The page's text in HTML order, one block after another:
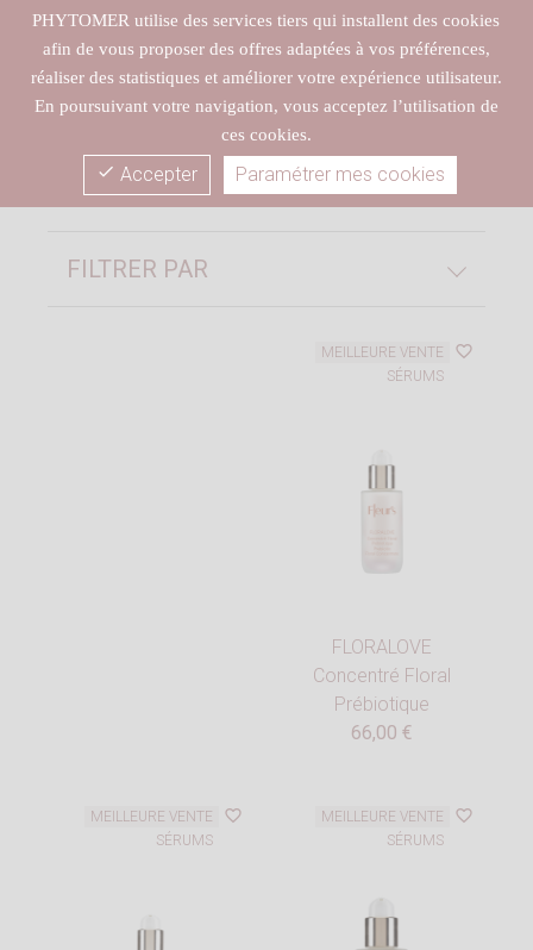
CLICK & COLLECT gratuit dans votre spa Fleur’s close
Wishlist
Sérums(6)
FILTRER PAR
MEILLEURE VENTE
SÉRUMS
favorite_border
FLORALOVE
Concentré Floral
Prébiotique
66,00 €
MEILLEURE VENTE
SÉRUMS
favorite_border
MEILLEURE VENTE
SÉRUMS
favorite_border
PHYTOMER utilise des services tiers qui installent des cookies
afin de vous proposer des offres adaptées à vos préférences,
réaliser des statistiques et améliorer votre expérience utilisateur.
En poursuivant votre navigation, vous acceptez l’utilisation de
ces cookies.
check Accepter Paramétrer mes cookies